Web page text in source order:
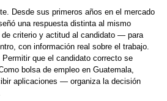
Desde sus primeros años en el mercado
una respuesta distinta al mismo
criterio y actitud al candidato — para
con información real sobre el trabajo.
que el candidato correcto se
bolsa de empleo en Guatemala,
aplicaciones — organiza la decisión